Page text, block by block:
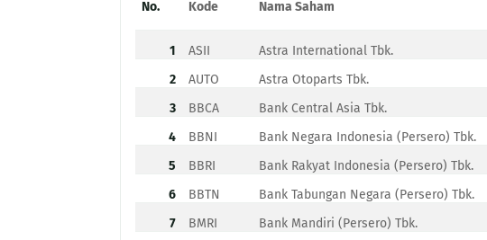
No. Kode Nama Saham
1 ASII Astra International Tbk.
2
AUTO Astra Otoparts Tbk.
3
BBCA Bank Central Asia Tbk.
4
BBNI Bank Negara Indonesia (Persero) Tbk.
5
BBRI Bank Rakyat Indonesia (Persero) Tbk.
6
BBTN Bank Tabungan Negara (Persero) Tbk.
7
BMRI Bank Mandiri (Persero) Tbk.